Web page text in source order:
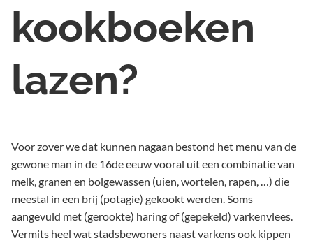
kookboeken
lazen?
Voor zover we dat kunnen nagaan bestond het menu van de
gewone man in de 16de eeuw vooral uit een combinatie van
melk, granen en bolgewassen (uien, wortelen, rapen, …) die
meestal in een brij (potagie) gekookt werden.Soms
aangevuld met (gerookte) haring of (gepekeld) varkenvlees.
Vermits heel wat stadsbewoners naast varkens ook kippen